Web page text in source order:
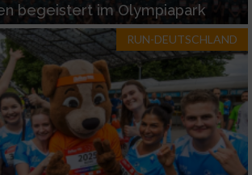
begeistert im Olympiapark
RUN-DEUTSCHLAND